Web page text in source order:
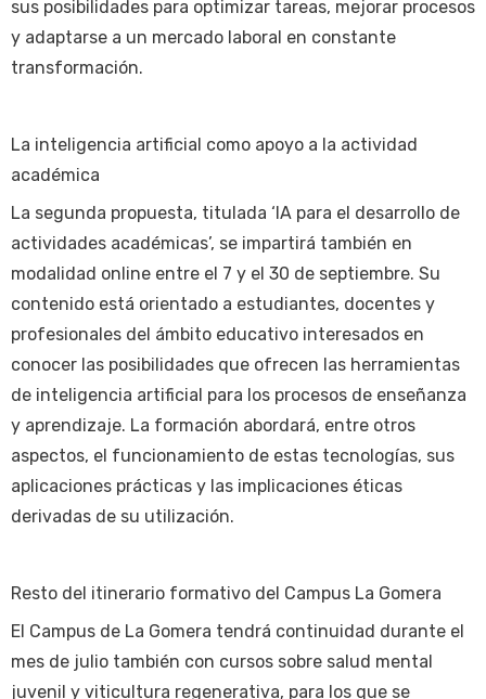
sus posibilidades para optimizar tareas, mejorar procesos
y adaptarse a un mercado laboral en constante
transformación.
La inteligencia artificial como apoyo a la actividad
académica
La segunda propuesta, titulada ‘IA para el desarrollo de
actividades académicas’, se impartirá también en
modalidad online entre el 7 y el 30 de septiembre. Su
contenido está orientado a estudiantes, docentes y
profesionales del ámbito educativo interesados en
conocer las posibilidades que ofrecen las herramientas
de inteligencia artificial para los procesos de enseñanza
y aprendizaje. La formación abordará, entre otros
aspectos, el funcionamiento de estas tecnologías, sus
aplicaciones prácticas y las implicaciones éticas
derivadas de su utilización.
Resto del itinerario formativo del Campus La Gomera
El Campus de La Gomera tendrá continuidad durante el
mes de julio también con cursos sobre salud mental
juvenil y viticultura regenerativa, para los que se